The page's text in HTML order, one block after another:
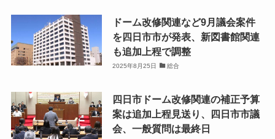
ドーム改修関連など9月議会案件
を四日市市が発表、新図書館関連
も追加上程で調整
2025年8月25日 総合
四日市ドーム改修関連の補正予算
案は追加上程見送り、四日市市議
会、一般質問は最終日